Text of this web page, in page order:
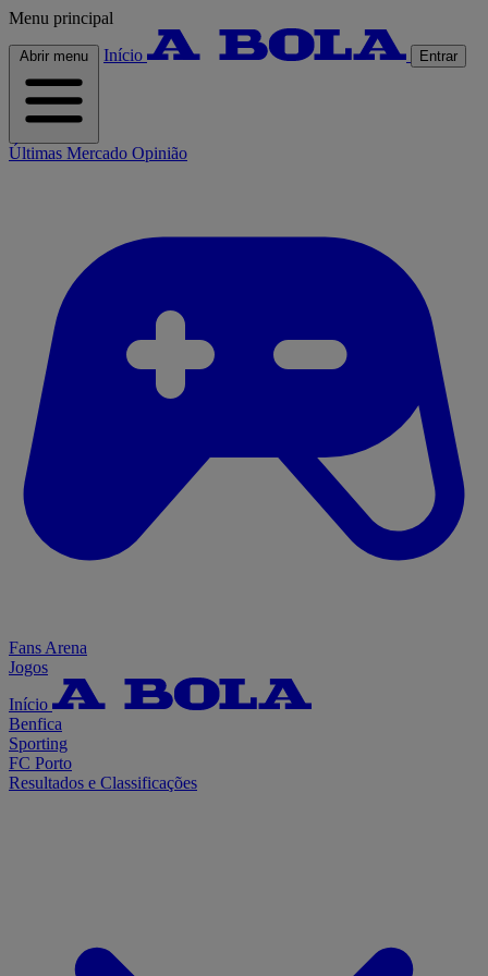
Menu principal
Abrir menu Início Entrar
Últimas Mercado Opinião
Fans Arena
Jogos
Início
Benfica
Sporting
FC Porto
Resultados e Classificações